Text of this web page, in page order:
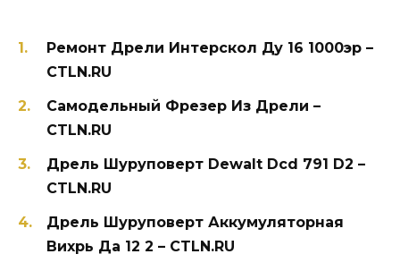
Ремонт Дрели Интерскол Ду 16 1000эр –
CTLN.RU
Самодельный Фрезер Из Дрели –
CTLN.RU
Дрель Шуруповерт Dewalt Dcd 791 D2 –
CTLN.RU
Дрель Шуруповерт Аккумуляторная
Вихрь Да 12 2 – CTLN.RU